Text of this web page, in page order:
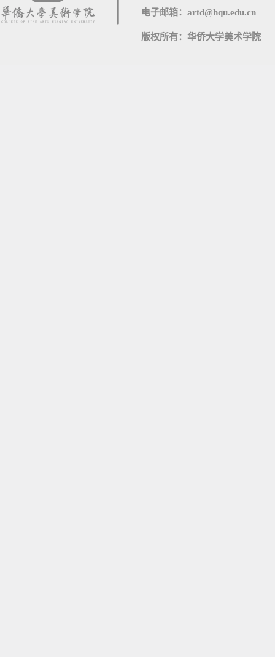
电子邮箱：artd@hqu.edu.cn
版权所有：华侨大学美术学